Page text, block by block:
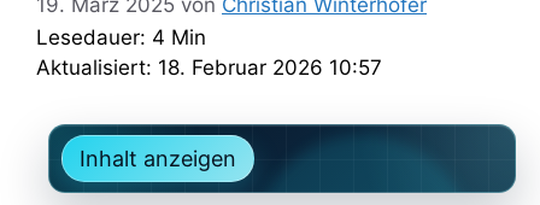
Lesedauer: 4 Min
Aktualisiert: 18. Februar 2026 10:57
Inhalt anzeigen